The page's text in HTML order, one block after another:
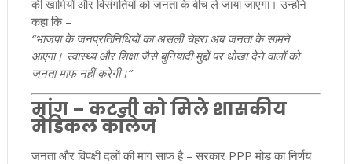
की खामियों और विसंगतियों को जनता के बीच ले जाया जाएगा। उन्होंने
कहा कि –
“भाजपा के जनप्रतिनिधियों का असली चेहरा अब जनता के सामने
आएगा। स्वास्थ्य और शिक्षा जैसे बुनियादी मुद्दों पर धोखा देने वालों को
जनता माफ नहीं करेगी।”
मांग – कटनी को मिले शासकीय
मेडिकल कॉलेज
जनता और विपक्षी दलों की मांग साफ है – सरकार PPP मोड का निर्णय